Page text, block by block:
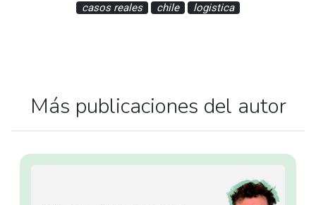
casos reales chile logistica
Más publicaciones del autor